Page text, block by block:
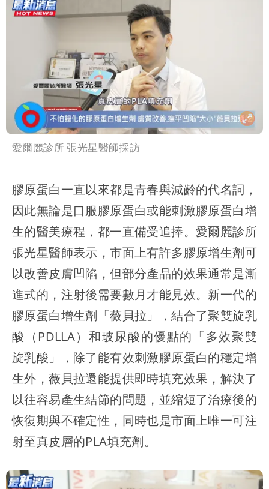
愛爾麗診所 張光星醫師採訪
膠原蛋白一直以來都是青春與減齡的代名詞，
因此無論是口服膠原蛋白或能刺激膠原蛋白增
生的醫美療程，都一直備受追捧。愛爾麗診所
張光星醫師表示，市面上有許多膠原增生劑可
以改善皮膚凹陷，但部分產品的效果通常是漸
進式的，注射後需要數月才能見效。新一代的
膠原蛋白增生劑「薇貝拉」，結合了聚雙旋乳
酸（PDLLA）和玻尿酸的優點的「多效聚雙
旋乳酸」，除了能有效刺激膠原蛋白的穩定增
生外，薇貝拉還能提供即時填充效果，解決了
以往容易產生結節的問題，並縮短了治療後的
恢復期與不確定性，同時也是市面上唯一可注
射至真皮層的PLA填充劑。